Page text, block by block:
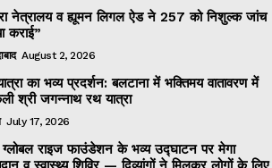
नेत्रालय व ह्यूमन लिगल ऐड ने 257 को निशुल्क जांच
कराई”
August 2, 2026
का भव्य प्रदर्शन: बलटाना में भक्तिमय वातावरण में
श्री जगन्नाथ रथ यात्रा
July 17, 2026
ग्लोबल राइज फाउंडेशन के भव्य उद्घाटन पर मेगा